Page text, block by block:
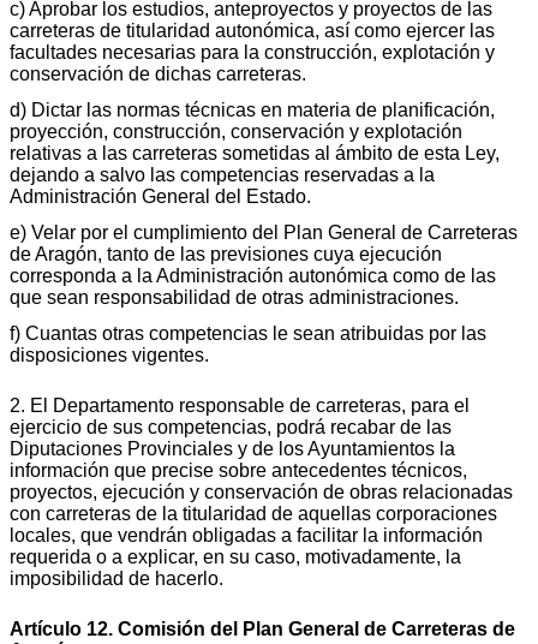
c) Aprobar los estudios, anteproyectos y proyectos de las
carreteras de titularidad autonómica, así como ejercer las
facultades necesarias para la construcción, explotación y
conservación de dichas carreteras.
d) Dictar las normas técnicas en materia de planificación,
proyección, construcción, conservación y explotación
relativas a las carreteras sometidas al ámbito de esta Ley,
dejando a salvo las competencias reservadas a la
Administración General del Estado.
e) Velar por el cumplimiento del Plan General de Carreteras
de Aragón, tanto de las previsiones cuya ejecución
corresponda a la Administración autonómica como de las
que sean responsabilidad de otras administraciones.
f) Cuantas otras competencias le sean atribuidas por las
disposiciones vigentes.
2. El Departamento responsable de carreteras, para el
ejercicio de sus competencias, podrá recabar de las
Diputaciones Provinciales y de los Ayuntamientos la
información que precise sobre antecedentes técnicos,
proyectos, ejecución y conservación de obras relacionadas
con carreteras de la titularidad de aquellas corporaciones
locales, que vendrán obligadas a facilitar la información
requerida o a explicar, en su caso, motivadamente, la
imposibilidad de hacerlo.
Artículo 12. Comisión del Plan General de Carreteras de